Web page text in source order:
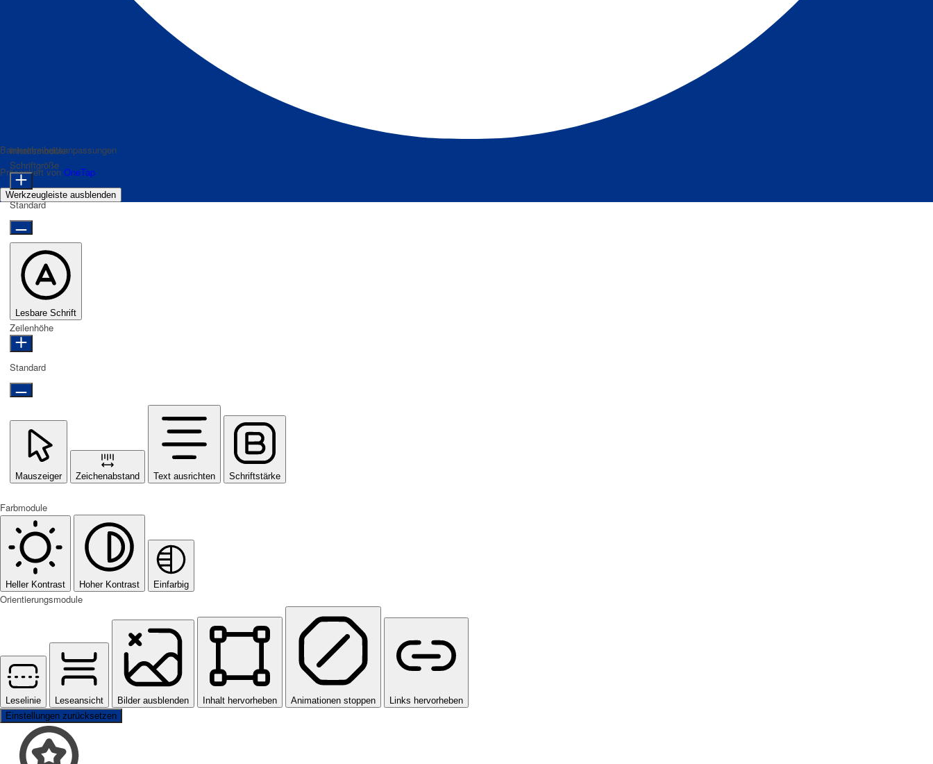
Barrierefreiheitsanpassungen
Präsentiert von OneTap
Werkzeugleiste ausblenden
Inhaltsmodule
Schriftgröße
Standard
Lesbare Schrift
Zeilenhöhe
Standard
Mauszeiger Zeichenabstand Text ausrichten Schriftstärke
Farbmodule
Heller Kontrast Hoher Kontrast Einfarbig
Orientierungsmodule
Leselinie Leseansicht Bilder ausblenden Inhalt hervorheben Animationen stoppen
Links hervorheben
Einstellungen zurücksetzen